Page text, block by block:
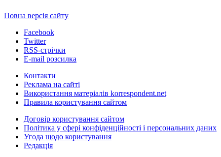
Повна версія сайту
Facebook
Twitter
RSS-стрічки
E-mail розсилка
Контакти
Реклама на сайті
Використання матеріалів korrespondent.net
Правила користування сайтом
Договір користування сайтом
Політика у сфері конфіденційності і персональних даних
Угода щодо користування
Редакція